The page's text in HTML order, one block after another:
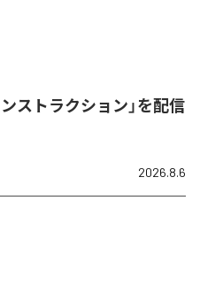
ストラクション」を配信
2026.8.6